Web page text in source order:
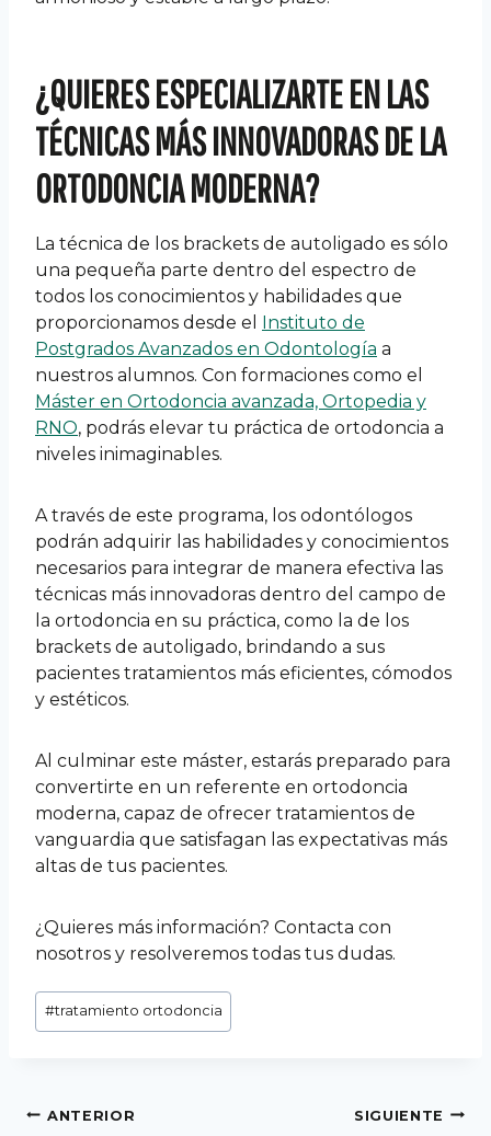
¿QUIERES ESPECIALIZARTE EN LAS
TÉCNICAS MÁS INNOVADORAS DE LA
ORTODONCIA MODERNA?
La técnica de los brackets de autoligado es sólo
una pequeña parte dentro del espectro de
todos los conocimientos y habilidades que
proporcionamos desde el Instituto de
Postgrados Avanzados en Odontología a
nuestros alumnos. Con formaciones como el
Máster en Ortodoncia avanzada, Ortopedia y
RNO, podrás elevar tu práctica de ortodoncia a
niveles inimaginables.
A través de este programa, los odontólogos
podrán adquirir las habilidades y conocimientos
necesarios para integrar de manera efectiva las
técnicas más innovadoras dentro del campo de
la ortodoncia en su práctica, como la de los
brackets de autoligado, brindando a sus
pacientes tratamientos más eficientes, cómodos
y estéticos.
Al culminar este máster, estarás preparado para
convertirte en un referente en ortodoncia
moderna, capaz de ofrecer tratamientos de
vanguardia que satisfagan las expectativas más
altas de tus pacientes.
¿Quieres más información? Contacta con
nosotros y resolveremos todas tus dudas.
#tratamiento ortodoncia
ANTERIOR SIGUIENTE